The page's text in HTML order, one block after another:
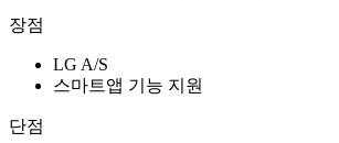
장점
LG A/S
스마트앱 기능 지원
단점